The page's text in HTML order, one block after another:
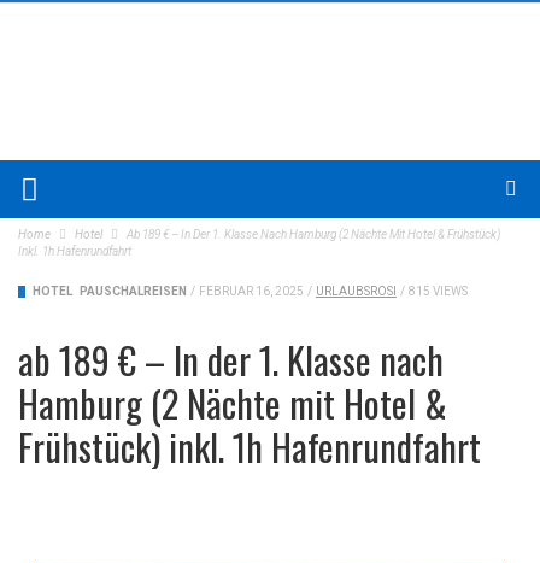
Home Hotel
Ab 189 € – In Der 1. Klasse Nach Hamburg (2 Nächte Mit Hotel & Frühstück)
Inkl. 1h Hafenrundfahrt
HOTEL PAUSCHALREISEN / FEBRUAR 16, 2025 / URLAUBSROSI / 815 VIEWS
ab 189 € – In der 1. Klasse nach
Hamburg (2 Nächte mit Hotel &
Frühstück) inkl. 1h Hafenrundfahrt